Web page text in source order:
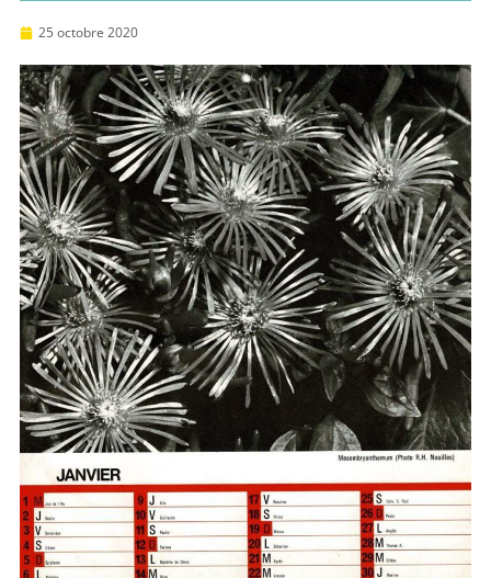
25 octobre 2020